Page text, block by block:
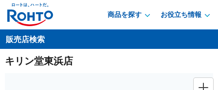
商品を探す お役立ち情報
販売店検索
キリン堂東浜店